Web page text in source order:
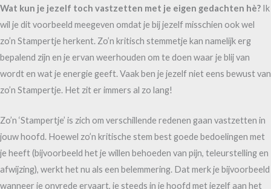
Wat kun je jezelf toch vastzetten met je eigen gedachten hè? Ik
wil je dit voorbeeld meegeven omdat je bij jezelf misschien ook wel
zo’n Stampertje herkent. Zo’n kritisch stemmetje kan namelijk erg
bepalend zijn en je ervan weerhouden om te doen waar je blij van
wordt en wat je energie geeft. Vaak ben je jezelf niet eens bewust van
zo’n Stampertje. Het zit er immers al zo lang!
Zo’n ‘Stampertje’ is zich om verschillende redenen gaan vastzetten in
jouw hoofd. Hoewel zo’n kritische stem best goede bedoelingen met
je heeft (bijvoorbeeld het je willen behoeden van pijn, teleurstelling en
afwijzing), werkt het nu als een belemmering. Dat merk je bijvoorbeeld
wanneer je onvrede ervaart, je steeds in je hoofd met jezelf aan het